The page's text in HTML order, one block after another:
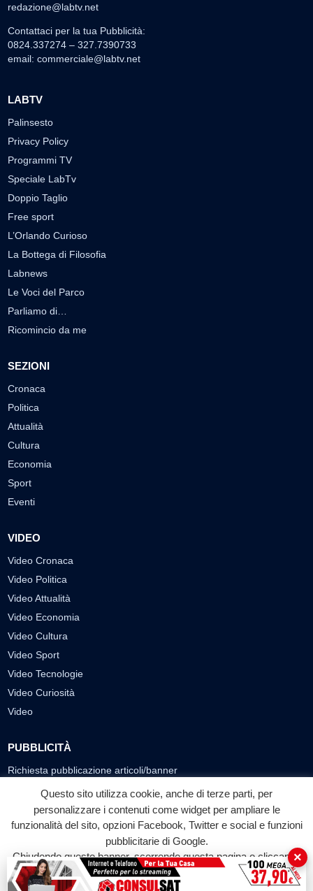
redazione@labtv.net
Contattaci per la tua Pubblicità:
0824.337274 – 327.7390733
email: commerciale@labtv.net
LABTV
Palinsesto
Privacy Policy
Programmi TV
Speciale LabTv
Doppio Taglio
Free sport
L’Orlando Curioso
La Bottega di Filosofia
Labnews
Le Voci del Parco
Parliamo di…
Ricomincio da me
SEZIONI
Cronaca
Politica
Attualità
Cultura
Economia
Sport
Eventi
VIDEO
Video Cronaca
Video Politica
Video Attualità
Video Economia
Video Cultura
Video Sport
Video Tecnologie
Video Curiosità
Video
PUBBLICITÀ
Richiesta pubblicazione articoli/banner
SEGUICI SUI SOCIAL
f
Facebook
◎ ▶
YouTube
Questo sito utilizza cookie, anche di terze parti, per
personalizzare i contenuti come widget per ampliare le
funzionalità del sito, opzioni Facebook, Twitter e social e funzioni
pubblicitarie di Google.
Chiudendo questo banner, scorrendo questa pagina o cliccando
su qualunque suo elemento acconsenti all'uso dei cookie.
×